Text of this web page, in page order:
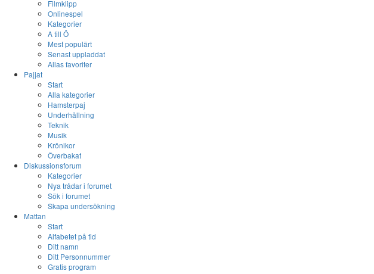
Filmklipp
Onlinespel
Kategorier
A till Ö
Mest populärt
Senast uppladdat
Allas favoriter
Pajjat
Start
Alla kategorier
Hamsterpaj
Underhållning
Teknik
Musik
Krönikor
Överbakat
Diskussionsforum
Kategorier
Nya trådar i forumet
Sök i forumet
Skapa undersökning
Mattan
Start
Alfabetet på tid
Ditt namn
Ditt Personnummer
Gratis program